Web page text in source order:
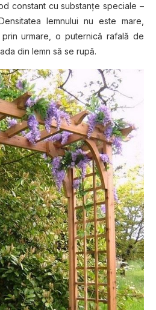
constant cu substanţe speciale –
lemnului nu este mare,
urmare, o puternică rafală de
din lemn să se rupă.